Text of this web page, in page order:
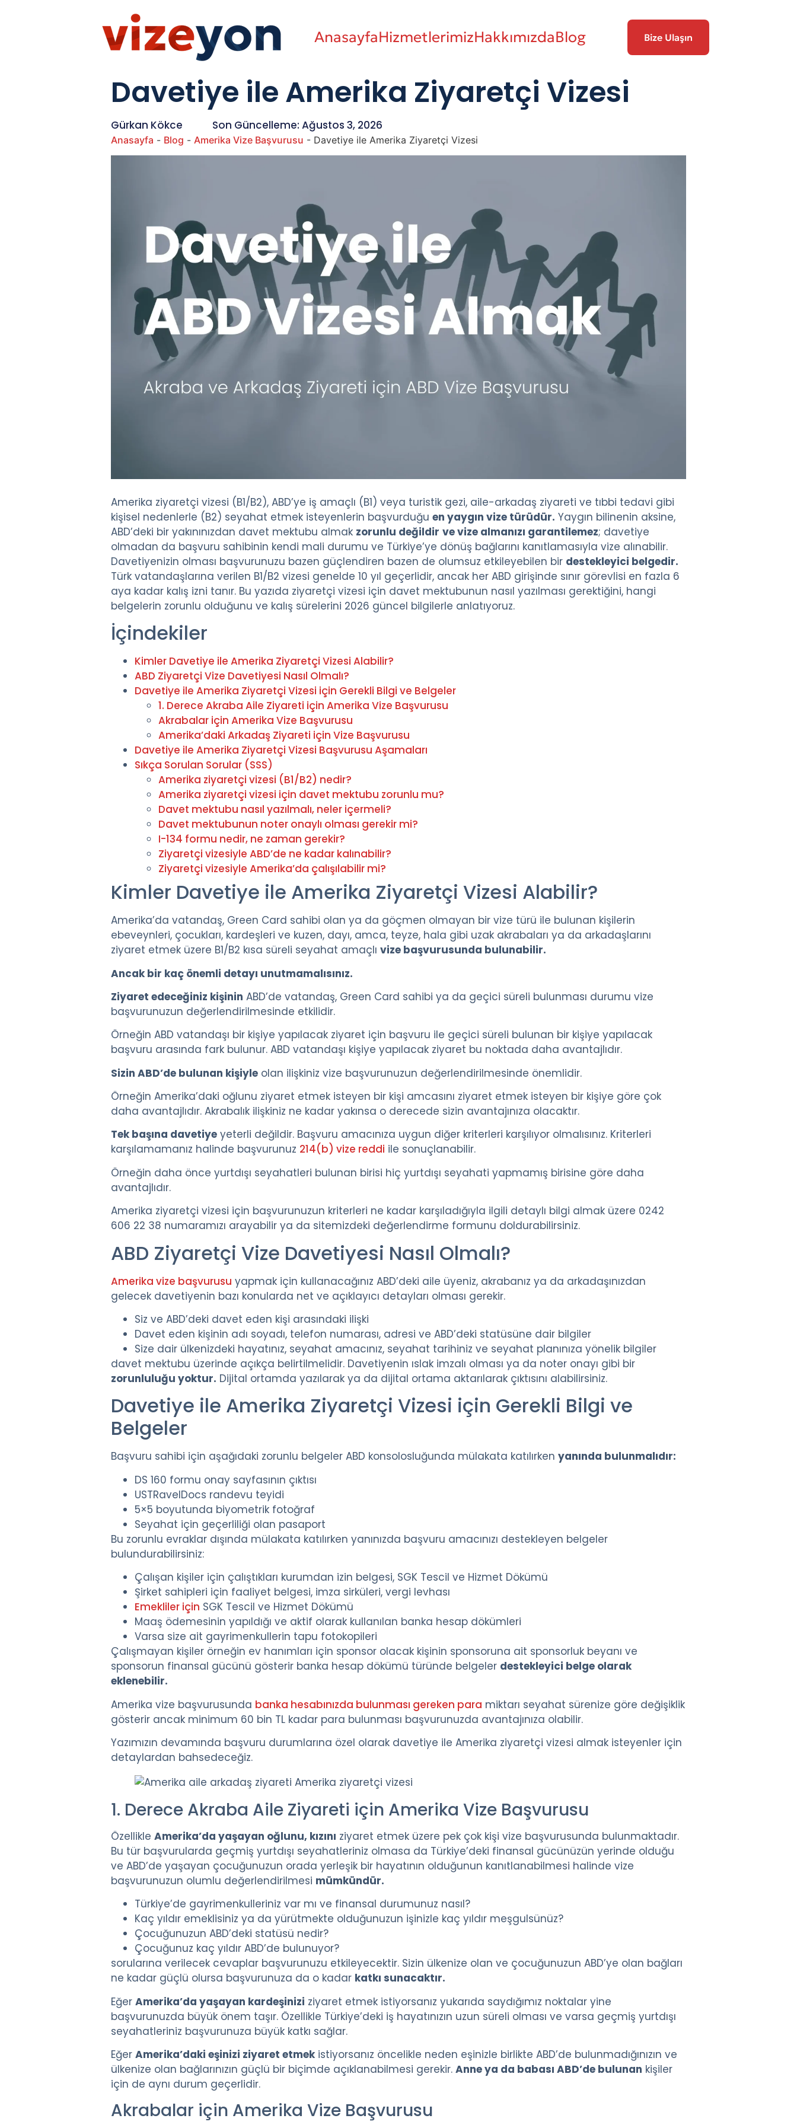
AnasayfaHizmetlerimizHakkımızdaBlog Bize Ulaşın
Davetiye ile Amerika Ziyaretçi Vizesi
Gürkan Kökce Son Güncelleme: Ağustos 3, 2026
Anasayfa - Blog - Amerika Vize Başvurusu - Davetiye ile Amerika Ziyaretçi Vizesi
Amerika ziyaretçi vizesi (B1/B2), ABD’ye iş amaçlı (B1) veya turistik gezi, aile-arkadaş ziyareti ve tıbbi tedavi gibi
kişisel nedenlerle (B2) seyahat etmek isteyenlerin başvurduğu en yaygın vize türüdür. Yaygın bilinenin aksine,
ABD’deki bir yakınınızdan davet mektubu almak zorunlu değildir ve vize almanızı garantilemez; davetiye
olmadan da başvuru sahibinin kendi mali durumu ve Türkiye’ye dönüş bağlarını kanıtlamasıyla vize alınabilir.
Davetiyenizin olması başvurunuzu bazen güçlendiren bazen de olumsuz etkileyebilen bir destekleyici belgedir.
Türk vatandaşlarına verilen B1/B2 vizesi genelde 10 yıl geçerlidir, ancak her ABD girişinde sınır görevlisi en fazla 6
aya kadar kalış izni tanır. Bu yazıda ziyaretçi vizesi için davet mektubunun nasıl yazılması gerektiğini, hangi
belgelerin zorunlu olduğunu ve kalış sürelerini 2026 güncel bilgilerle anlatıyoruz.
İçindekiler
Kimler Davetiye ile Amerika Ziyaretçi Vizesi Alabilir?
ABD Ziyaretçi Vize Davetiyesi Nasıl Olmalı?
Davetiye ile Amerika Ziyaretçi Vizesi için Gerekli Bilgi ve Belgeler
1. Derece Akraba Aile Ziyareti için Amerika Vize Başvurusu
Akrabalar için Amerika Vize Başvurusu
Amerika’daki Arkadaş Ziyareti için Vize Başvurusu
Davetiye ile Amerika Ziyaretçi Vizesi Başvurusu Aşamaları
Sıkça Sorulan Sorular (SSS)
Amerika ziyaretçi vizesi (B1/B2) nedir?
Amerika ziyaretçi vizesi için davet mektubu zorunlu mu?
Davet mektubu nasıl yazılmalı, neler içermeli?
Davet mektubunun noter onaylı olması gerekir mi?
I-134 formu nedir, ne zaman gerekir?
Ziyaretçi vizesiyle ABD’de ne kadar kalınabilir?
Ziyaretçi vizesiyle Amerika’da çalışılabilir mi?
Kimler Davetiye ile Amerika Ziyaretçi Vizesi Alabilir?
Amerika’da vatandaş, Green Card sahibi olan ya da göçmen olmayan bir vize türü ile bulunan kişilerin
ebeveynleri, çocukları, kardeşleri ve kuzen, dayı, amca, teyze, hala gibi uzak akrabaları ya da arkadaşlarını
ziyaret etmek üzere B1/B2 kısa süreli seyahat amaçlı vize başvurusunda bulunabilir.
Ancak bir kaç önemli detayı unutmamalısınız.
Ziyaret edeceğiniz kişinin ABD’de vatandaş, Green Card sahibi ya da geçici süreli bulunması durumu vize
başvurunuzun değerlendirilmesinde etkilidir.
Örneğin ABD vatandaşı bir kişiye yapılacak ziyaret için başvuru ile geçici süreli bulunan bir kişiye yapılacak
başvuru arasında fark bulunur. ABD vatandaşı kişiye yapılacak ziyaret bu noktada daha avantajlıdır.
Sizin ABD’de bulunan kişiyle olan ilişkiniz vize başvurunuzun değerlendirilmesinde önemlidir.
Örneğin Amerika’daki oğlunu ziyaret etmek isteyen bir kişi amcasını ziyaret etmek isteyen bir kişiye göre çok
daha avantajlıdır. Akrabalık ilişkiniz ne kadar yakınsa o derecede sizin avantajınıza olacaktır.
Tek başına davetiye yeterli değildir. Başvuru amacınıza uygun diğer kriterleri karşılıyor olmalısınız. Kriterleri
karşılamamanız halinde başvurunuz 214(b) vize reddi ile sonuçlanabilir.
Örneğin daha önce yurtdışı seyahatleri bulunan birisi hiç yurtdışı seyahati yapmamış birisine göre daha
avantajlıdır.
Amerika ziyaretçi vizesi için başvurunuzun kriterleri ne kadar karşıladığıyla ilgili detaylı bilgi almak üzere 0242
606 22 38 numaramızı arayabilir ya da sitemizdeki değerlendirme formunu doldurabilirsiniz.
ABD Ziyaretçi Vize Davetiyesi Nasıl Olmalı?
Amerika vize başvurusu yapmak için kullanacağınız ABD’deki aile üyeniz, akrabanız ya da arkadaşınızdan
gelecek davetiyenin bazı konularda net ve açıklayıcı detayları olması gerekir.
Siz ve ABD’deki davet eden kişi arasındaki ilişki
Davet eden kişinin adı soyadı, telefon numarası, adresi ve ABD’deki statüsüne dair bilgiler
Size dair ülkenizdeki hayatınız, seyahat amacınız, seyahat tarihiniz ve seyahat planınıza yönelik bilgiler
davet mektubu üzerinde açıkça belirtilmelidir. Davetiyenin ıslak imzalı olması ya da noter onayı gibi bir
zorunluluğu yoktur. Dijital ortamda yazılarak ya da dijital ortama aktarılarak çıktısını alabilirsiniz.
Davetiye ile Amerika Ziyaretçi Vizesi için Gerekli Bilgi ve
Belgeler
Başvuru sahibi için aşağıdaki zorunlu belgeler ABD konsolosluğunda mülakata katılırken yanında bulunmalıdır:
DS 160 formu onay sayfasının çıktısı
USTRavelDocs randevu teyidi
5×5 boyutunda biyometrik fotoğraf
Seyahat için geçerliliği olan pasaport
Bu zorunlu evraklar dışında mülakata katılırken yanınızda başvuru amacınızı destekleyen belgeler
bulundurabilirsiniz:
Çalışan kişiler için çalıştıkları kurumdan izin belgesi, SGK Tescil ve Hizmet Dökümü
Şirket sahipleri için faaliyet belgesi, imza sirküleri, vergi levhası
Emekliler için SGK Tescil ve Hizmet Dökümü
Maaş ödemesinin yapıldığı ve aktif olarak kullanılan banka hesap dökümleri
Varsa size ait gayrimenkullerin tapu fotokopileri
Çalışmayan kişiler örneğin ev hanımları için sponsor olacak kişinin sponsoruna ait sponsorluk beyanı ve
sponsorun finansal gücünü gösterir banka hesap dökümü türünde belgeler destekleyici belge olarak
eklenebilir.
Amerika vize başvurusunda banka hesabınızda bulunması gereken para miktarı seyahat sürenize göre değişiklik
gösterir ancak minimum 60 bin TL kadar para bulunması başvurunuzda avantajınıza olabilir.
Yazımızın devamında başvuru durumlarına özel olarak davetiye ile Amerika ziyaretçi vizesi almak isteyenler için
detaylardan bahsedeceğiz.
1. Derece Akraba Aile Ziyareti için Amerika Vize Başvurusu
Özellikle Amerika’da yaşayan oğlunu, kızını ziyaret etmek üzere pek çok kişi vize başvurusunda bulunmaktadır.
Bu tür başvurularda geçmiş yurtdışı seyahatleriniz olmasa da Türkiye’deki finansal gücünüzün yerinde olduğu
ve ABD’de yaşayan çocuğunuzun orada yerleşik bir hayatının olduğunun kanıtlanabilmesi halinde vize
başvurunuzun olumlu değerlendirilmesi mümkündür.
Türkiye’de gayrimenkulleriniz var mı ve finansal durumunuz nasıl?
Kaç yıldır emeklisiniz ya da yürütmekte olduğunuzun işinizle kaç yıldır meşgulsünüz?
Çocuğunuzun ABD’deki statüsü nedir?
Çocuğunuz kaç yıldır ABD’de bulunuyor?
sorularına verilecek cevaplar başvurunuzu etkileyecektir. Sizin ülkenize olan ve çocuğunuzun ABD’ye olan bağları
ne kadar güçlü olursa başvurunuza da o kadar katkı sunacaktır.
Eğer Amerika’da yaşayan kardeşinizi ziyaret etmek istiyorsanız yukarıda saydığımız noktalar yine
başvurunuzda büyük önem taşır. Özellikle Türkiye’deki iş hayatınızın uzun süreli olması ve varsa geçmiş yurtdışı
seyahatleriniz başvurunuza büyük katkı sağlar.
Eğer Amerika’daki eşinizi ziyaret etmek istiyorsanız öncelikle neden eşinizle birlikte ABD’de bulunmadığınızın ve
ülkenize olan bağlarınızın güçlü bir biçimde açıklanabilmesi gerekir. Anne ya da babası ABD’de bulunan kişiler
için de aynı durum geçerlidir.
Akrabalar için Amerika Vize Başvurusu